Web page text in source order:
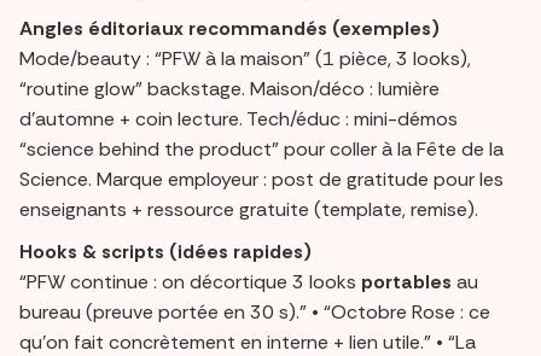
Angles éditoriaux recommandés (exemples)
Mode/beauty : “PFW à la maison” (1 pièce, 3 looks),
“routine glow” backstage. Maison/déco : lumière
d’automne + coin lecture. Tech/éduc : mini-démos
“science behind the product” pour coller à la Fête de la
Science. Marque employeur : post de gratitude pour les
enseignants + ressource gratuite (template, remise).
Hooks & scripts (idées rapides)
“PFW continue : on décortique 3 looks portables au
bureau (preuve portée en 30 s).” • “Octobre Rose : ce
qu’on fait concrètement en interne + lien utile.” • “La